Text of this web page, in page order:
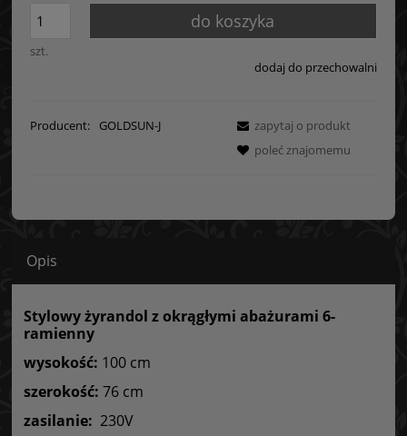
szt.
do koszyka
dodaj do przechowalni
Producent: GOLDSUN-J
zapytaj o produkt
poleć znajomemu
Opis
Stylowy żyrandol z okrągłymi abażurami 6-
ramienny
wysokość: 100 cm
szerokość: 76 cm
zasilanie: 230V